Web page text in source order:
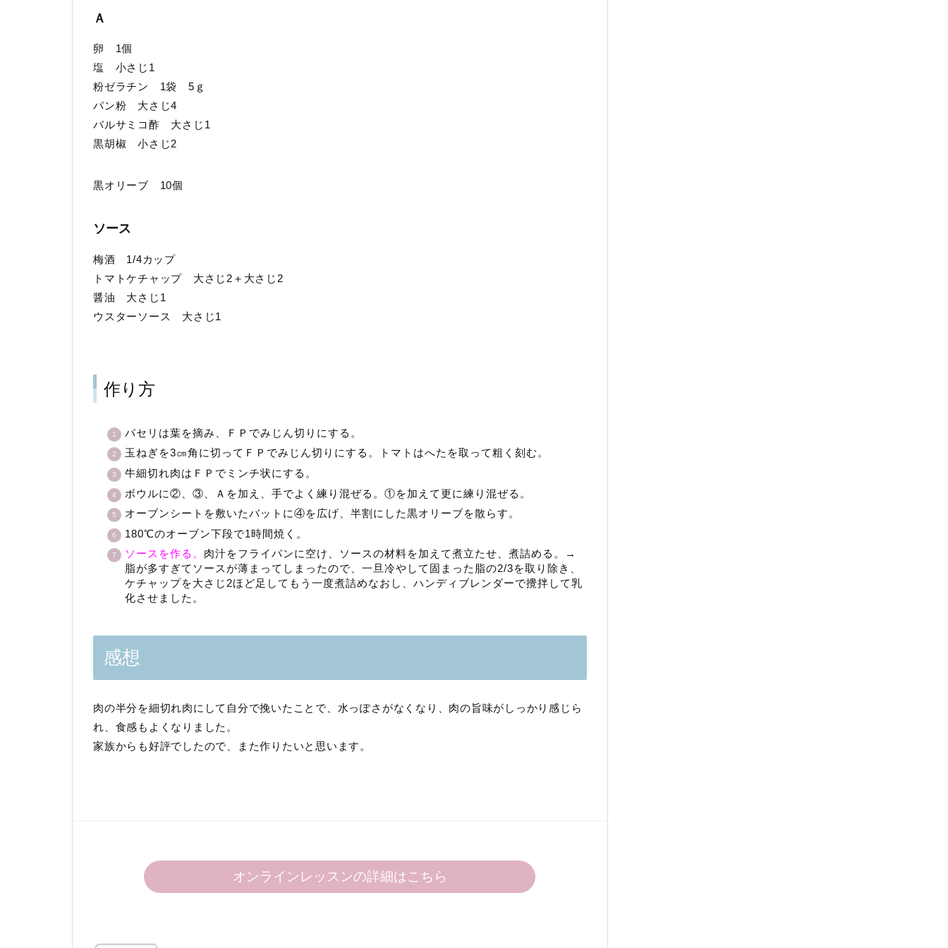
Ａ
卵 1個
塩 小さじ1
粉ゼラチン 1袋 5ｇ
パン粉 大さじ4
バルサミコ酢 大さじ1
黒胡椒 小さじ2
黒オリーブ 10個
ソース
梅酒 1/4カップ
トマトケチャップ 大さじ2＋大さじ2
醤油 大さじ1
ウスターソース 大さじ1
作り方
パセリは葉を摘み、ＦＰでみじん切りにする。
玉ねぎを3㎝角に切ってＦＰでみじん切りにする。トマトはへたを取って粗く刻む。
牛細切れ肉はＦＰでミンチ状にする。
ボウルに②、③、Ａを加え、手でよく練り混ぜる。①を加えて更に練り混ぜる。
オーブンシートを敷いたバットに④を広げ、半割にした黒オリーブを散らす。
180℃のオーブン下段で1時間焼く。
ソースを作る。 肉汁をフライパンに空け、ソースの材料を加えて煮立たせ、煮詰める。→
脂が多すぎてソースが薄まってしまったので、一旦冷やして固まった脂の2/3を取り除き、
ケチャップを大さじ2ほど足してもう一度煮詰めなおし、ハンディブレンダーで攪拌して乳
化させました。
感想
肉の半分を細切れ肉にして自分で挽いたことで、水っぽさがなくなり、肉の旨味がしっかり感じら
れ、食感もよくなりました。
家族からも好評でしたので、また作りたいと思います。
オンラインレッスンの詳細はこちら